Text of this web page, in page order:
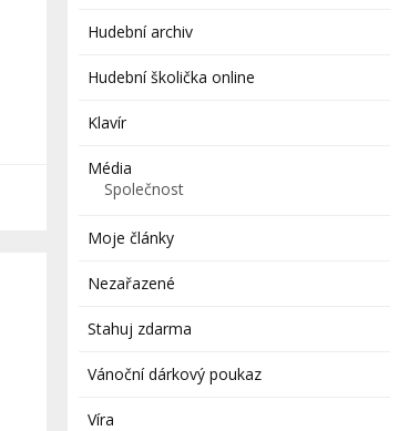
Hudební archiv
Hudební školička online
Klavír
Média
Společnost
Moje články
Nezařazené
Stahuj zdarma
Vánoční dárkový poukaz
Víra